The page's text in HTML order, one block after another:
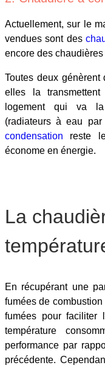
Actuellement, sur le
vendues sont des
encore des
Toutes deux
elles la
logement qui va la
(radiateurs à eau
condensation reste
économe en énergie.
La
En récupérant une
fumées de
fumées pour faciliter
température
performance par
précédente.